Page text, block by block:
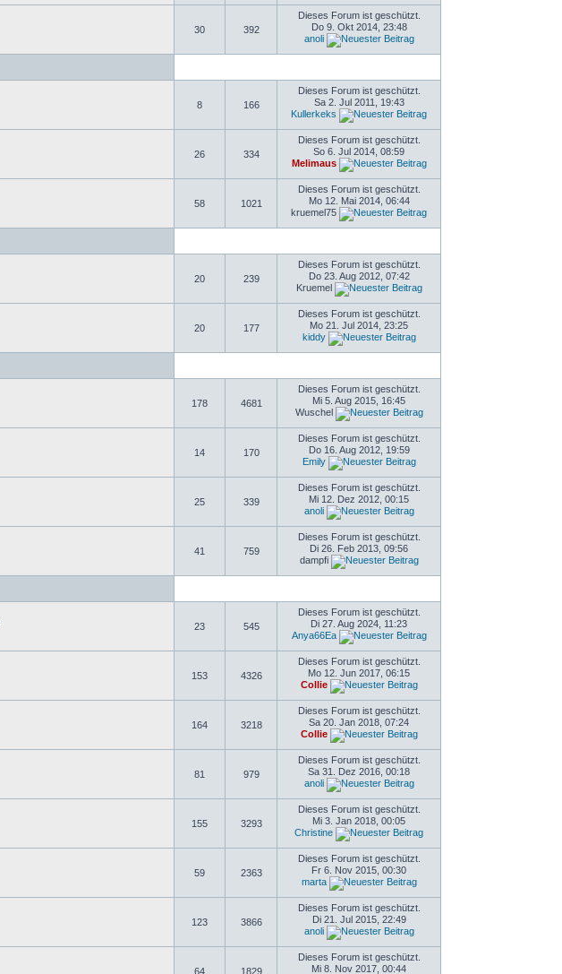
30 392
Dieses Forum ist geschützt.
Do 9. Okt 2014, 23:48
anoli
8 166
Dieses Forum ist geschützt.
Sa 2. Jul 2011, 19:43
Kullerkeks
26 334
Dieses Forum ist geschützt.
So 6. Jul 2014, 08:59
Melimaus
58 1021
Dieses Forum ist geschützt.
Mo 12. Mai 2014, 06:44
kruemel75
20 239
Dieses Forum ist geschützt.
Do 23. Aug 2012, 07:42
Kruemel
20 177
Dieses Forum ist geschützt.
Mo 21. Jul 2014, 23:25
kiddy
178 4681
Dieses Forum ist geschützt.
Mi 5. Aug 2015, 16:45
Wuschel
14 170
Dieses Forum ist geschützt.
Do 16. Aug 2012, 19:59
Emily
25 339
Dieses Forum ist geschützt.
Mi 12. Dez 2012, 00:15
anoli
41 759
Dieses Forum ist geschützt.
Di 26. Feb 2013, 09:56
dampfi
23 545
Dieses Forum ist geschützt.
Di 27. Aug 2024, 11:23
Anya66Ea
153 4326
Dieses Forum ist geschützt.
Mo 12. Jun 2017, 06:15
Collie
164 3218
Dieses Forum ist geschützt.
Sa 20. Jan 2018, 07:24
Collie
81 979
Dieses Forum ist geschützt.
Sa 31. Dez 2016, 00:18
anoli
155 3293
Dieses Forum ist geschützt.
Mi 3. Jan 2018, 00:05
Christine
59 2363
Dieses Forum ist geschützt.
Fr 6. Nov 2015, 00:30
marta
123 3866
Dieses Forum ist geschützt.
Di 21. Jul 2015, 22:49
anoli
64 1829
Dieses Forum ist geschützt.
Mi 8. Nov 2017, 00:44